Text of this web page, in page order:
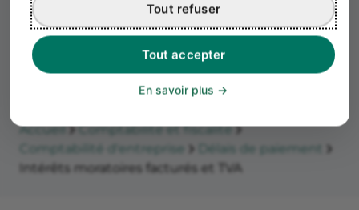
Tout accepter
Tout refuser
En savoir plus
Article mis en ligne le 28 mai 2021
Accueil
Comptabilité et fiscalité
Comptabilité d'entreprise
Délais de paiement
Intérêts moratoires facturés et TVA